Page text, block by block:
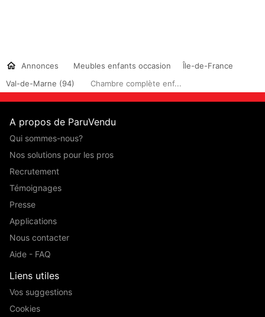
Annonces Meubles enfants occasion
Île-de-France
Val-de-Marne (94)
Chambre complète enf...
A propos de ParuVendu
Qui sommes-nous?
Nos solutions pour les pros
Recrutement
Témoignages
Presse
Applications
Nous contacter
Aide - FAQ
Liens utiles
Vos suggestions
Cookies